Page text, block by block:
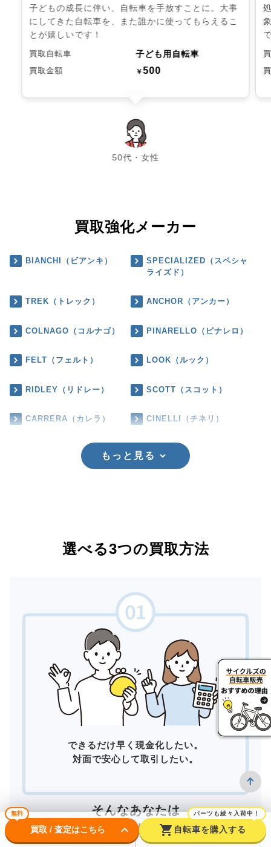
子どもの成長に伴い、自転車を手放すことに。大事
にしてきた自転車を、また誰かに使ってもらえるこ
とが嬉しいです！
買取自転車 子ども用自転車
買取金額 ￥500
50代・女性
chevron_left chevron_right
買取強化メーカー
BIANCHI（ビアンキ）
SPECIALIZED（スペシャ
ライズド）
TREK（トレック） ANCHOR（アンカー）
COLNAGO（コルナゴ） PINARELLO（ピナレロ）
FELT（フェルト） LOOK（ルック）
RIDLEY（リドレー） SCOTT（スコット）
CARRERA（カレラ） CINELLI（チネリ）
もっと見る
選べる3つの買取方法
できるだけ早く現金化したい。
対面で安心して取引したい。
そんなあなたは
店頭買取がおすすめ！
無料
買取 / 査定はこちら keyboard_arrow_down shopping_cart
パーツも続々入荷中！
自転車を購入する